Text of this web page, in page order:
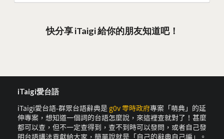
快分享 iTaigi 給你的朋友知道吧！
iTaigi愛台語
iTaigi愛台語-群眾台語辭典是 g0v 零時政府專案「萌典」的延
伸專案，想知道一個詞的台語怎麼說，來這裡查就對了！甚麼
都可以查，但不一定查得到，查不到時可以發問，或者自己發
明台語講法貢獻給大家，簡單說就是「自己的辭典自己編」。